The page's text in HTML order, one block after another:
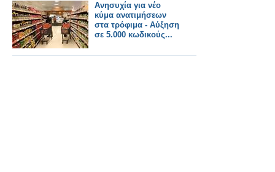
Ανησυχία για νέο
κύμα ανατιμήσεων
στα τρόφιμα - Αύξηση
σε 5.000 κωδικούς...